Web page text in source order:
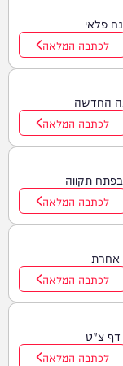
פלאי
לכתבה המלאה
החדשה
לכתבה המלאה
תקווה
לכתבה המלאה
אחרת
לכתבה המלאה
דף צ"ט
לכתבה המלאה